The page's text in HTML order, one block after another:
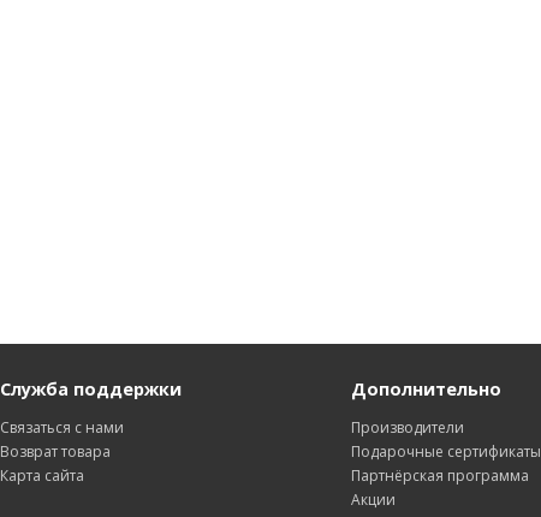
Служба поддержки
Связаться с нами
Возврат товара
Карта сайта
Дополнительно
Производители
Подарочные сертификаты
Партнёрская программа
Акции